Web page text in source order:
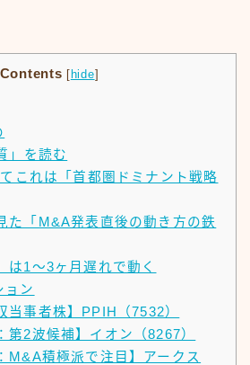
Contents [ hide]
」を読む
これは「首都圏ドミナント戦略
た「M&A発表直後の動き方の鉄
は1〜3ヶ月遅れで動く
ョン
当事者株】PPIH（7532）
第2波候補】イオン（8267）
M&A積極派で注目】アークス